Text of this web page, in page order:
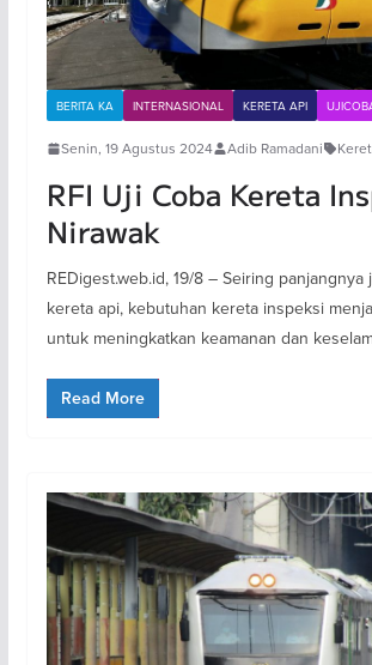
BERITA KA INTERNASIONAL KERETA API
Senin, 19 Agustus 2024 Adib Ramadani
RFI Uji Coba Kereta
Nirawak
REDigest.web.id, 19/8 – Seiring panjangnya
kereta api, kebutuhan kereta inspeksi
untuk meningkatkan keamanan dan
Read More